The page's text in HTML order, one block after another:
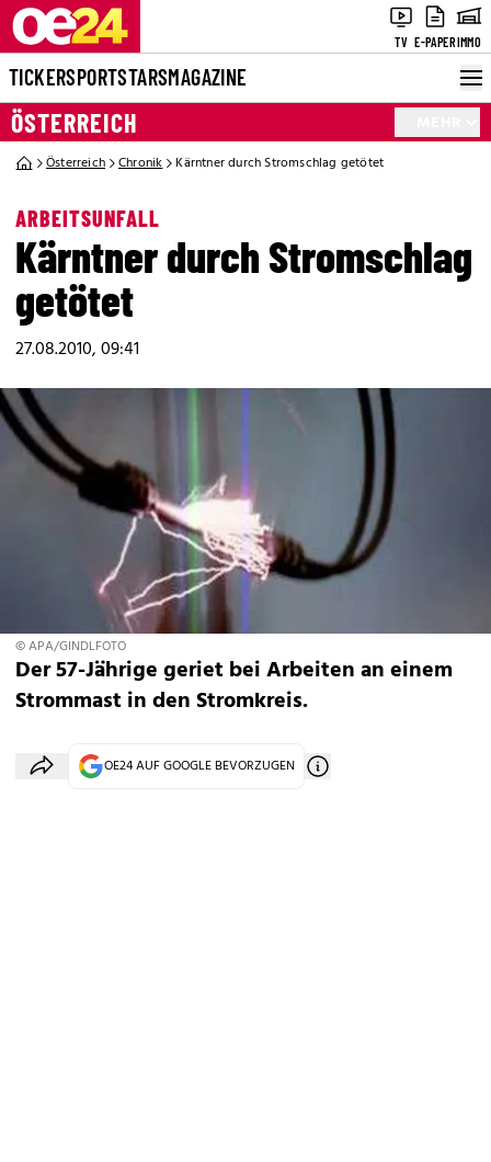
TV E-PAPERIMMO
TICKERSPORTSTARSMAGAZINE
ÖSTERREICH
Österreich Chronik Kärntner durch Stromschlag getötet
ARBEITSUNFALL
Kärntner durch Stromschlag
getötet
27.08.2010, 09:41
© APA/GINDLFOTO
Der 57-Jährige geriet bei Arbeiten an einem
Strommast in den Stromkreis.
OE24 AUF GOOGLE BEVORZUGEN